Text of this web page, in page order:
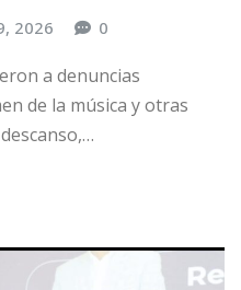
2026 0
a denuncias
de la música y otras